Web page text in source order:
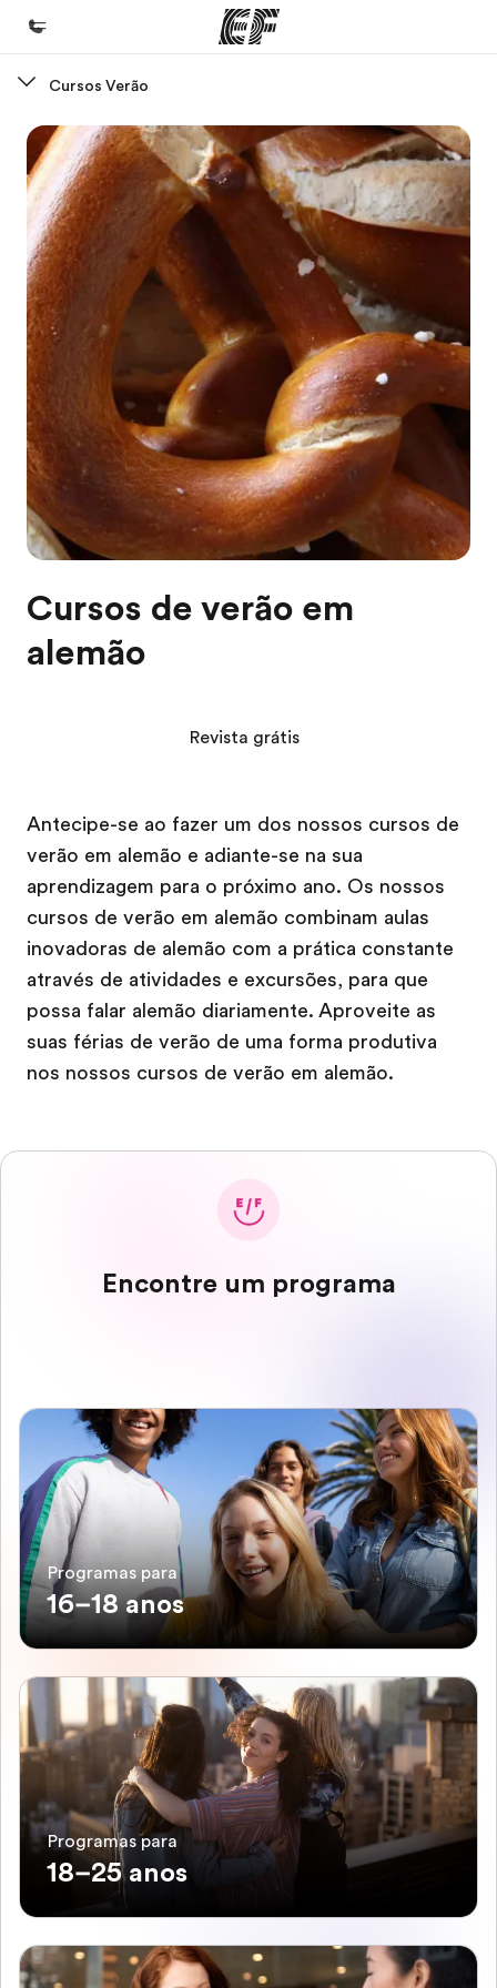
Bem-vindo à EF
Programas
Saiba tudo que oferecemos
Escritórios
Encontre um escritório
Sobre nós
Quem somos
Carreiras
Junte-se a nós
Cursos Verão
Cursos de verão em
alemão
Antecipe-se ao fazer um dos nossos cursos de
verão em alemão e adiante-se na sua
aprendizagem para o próximo ano. Os nossos
cursos de verão em alemão combinam aulas
inovadoras de alemão com a prática constante
através de atividades e excursões, para que
possa falar alemão diariamente. Aproveite as
suas férias de verão de uma forma produtiva
nos nossos cursos de verão em alemão.
Revista grátis
Encontre um programa
Programas para
16–18 anos
Programas para
18–25 anos